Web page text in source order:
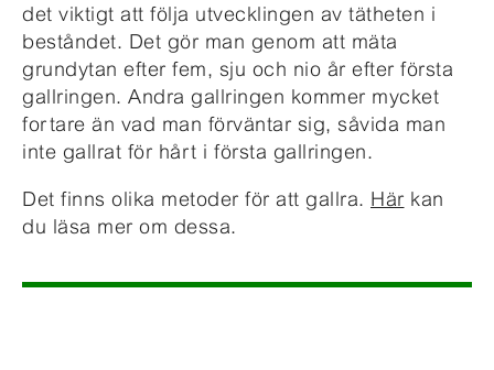
det viktigt att följa utvecklingen av tätheten i
beståndet. Det gör man genom att mäta
grundytan efter fem, sju och nio år efter första
gallringen. Andra gallringen kommer mycket
fortare än vad man förväntar sig, såvida man
inte gallrat för hårt i första gallringen.
Det finns olika metoder för att gallra. Här kan
du läsa mer om dessa.